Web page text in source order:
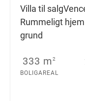
Villa til salg
Rummeligt
grund
333 m2
BOLIGAREAL